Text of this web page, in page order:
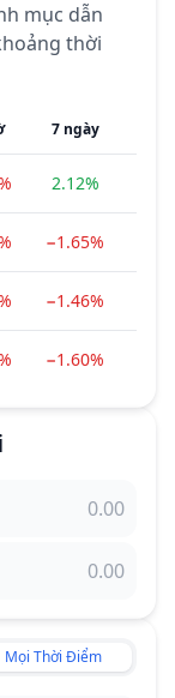
mục dẫn
thời
7 ngày
2.12%
−1.65%
−1.46%
−1.60%
Mọi Thời Điểm